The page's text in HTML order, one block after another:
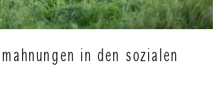
in den sozialen